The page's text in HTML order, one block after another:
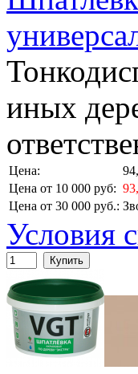
иных
Цена:
Цена от 10 000 руб:
Цена от 30 000 руб.:
Условия
Купить